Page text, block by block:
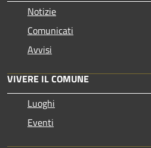
Notizie
Comunicati
Avvisi
VIVERE IL COMUNE
Luoghi
Eventi